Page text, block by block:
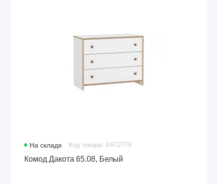
На складе Код товара: AR72779
Комод Дакота 65.08, Белый